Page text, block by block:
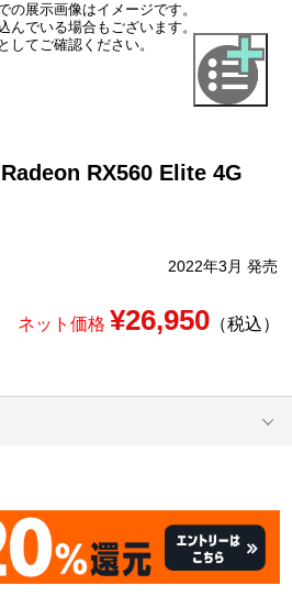
の展示画像はイメージです。
んでいる場合もございます。
してご確認ください。
RX560 Elite 4G
2022年3月 発売
ネット価格 ¥26,950（税込）